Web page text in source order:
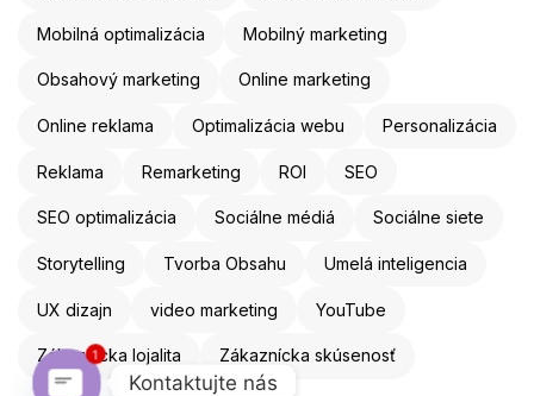
Mobilná optimalizácia Mobilný marketing
Obsahový marketing Online marketing
Online reklama Optimalizácia webu Personalizácia
Reklama Remarketing ROI SEO
SEO optimalizácia Sociálne médiá Sociálne siete
Storytelling Tvorba Obsahu Umelá inteligencia
UX dizajn video marketing YouTube
Zákaznícka lojalita Zákaznícka skúsenosť
Kontaktujte nás
1